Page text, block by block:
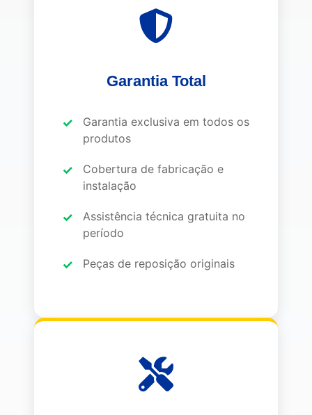
Garantia Total
Garantia exclusiva em todos os
produtos
Cobertura de fabricação e
instalação
Assistência técnica gratuita no
período
Peças de reposição originais